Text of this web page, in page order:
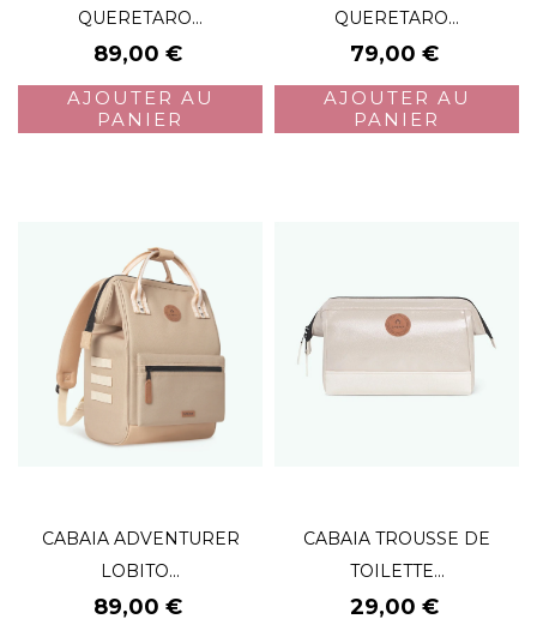
QUERETARO...
Prix
89,00 €
AJOUTER AU
PANIER
QUERETARO...
Prix
79,00 €
AJOUTER AU
PANIER
CABAIA ADVENTURER
LOBITO...
Prix
89,00 €
CABAIA TROUSSE DE
TOILETTE...
Prix
29,00 €